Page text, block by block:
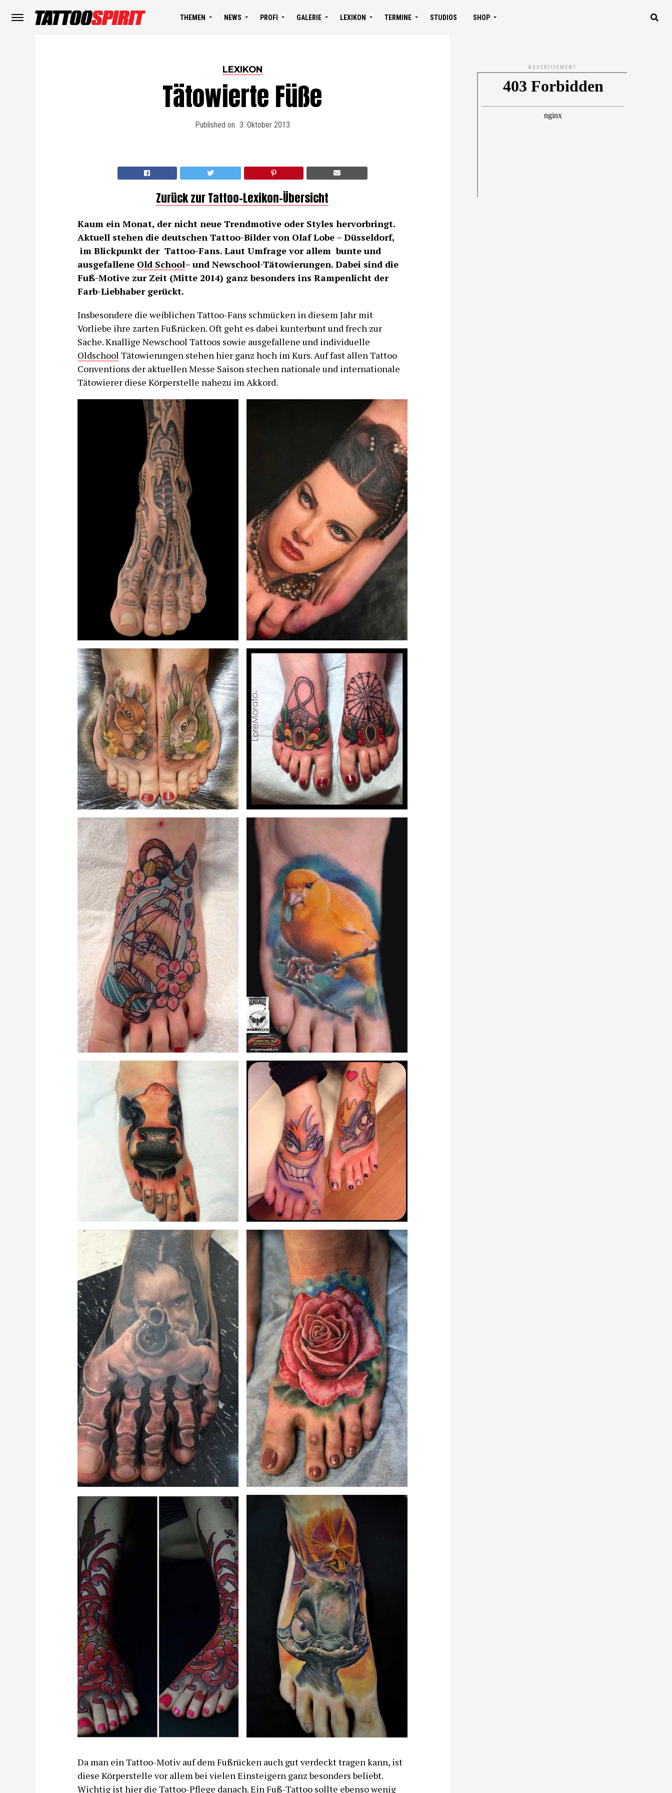
THEMEN NEWS PROFI GALERIE LEXIKON TERMINE STUDIOS SHOP
LEXIKON
Tätowierte Füße
Published on 3. Oktober 2013
Zurück zur Tattoo-Lexikon-Übersicht
Kaum ein Monat, der nicht neue Trendmotive oder Styles hervorbringt.
Aktuell stehen die deutschen Tattoo-Bilder von Olaf Lobe – Düsseldorf,
im Blickpunkt der Tattoo-Fans. Laut Umfrage vor allem bunte und
ausgefallene Old School– und Newschool-Tätowierungen. Dabei sind die
Fuß-Motive zur Zeit (Mitte 2014) ganz besonders ins Rampenlicht der
Farb-Liebhaber gerückt.
Insbesondere die weiblichen Tattoo-Fans schmücken in diesem Jahr mit
Vorliebe ihre zarten Fußrücken. Oft geht es dabei kunterbunt und frech zur
Sache. Knallige Newschool Tattoos sowie ausgefallene und individuelle
Oldschool Tätowierungen stehen hier ganz hoch im Kurs. Auf fast allen Tattoo
Conventions der aktuellen Messe Saison stechen nationale und internationale
Tätowierer diese Körperstelle nahezu im Akkord.
Da man ein Tattoo-Motiv auf dem Fußrücken auch gut verdeckt tragen kann, ist
diese Körperstelle vor allem bei vielen Einsteigern ganz besonders beliebt.
Wichtig ist hier die Tattoo-Pflege danach. Ein Fuß-Tattoo sollte ebenso wenig
ADVERTISEMENT